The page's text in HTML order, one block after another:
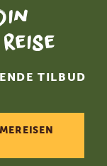
TILBUD